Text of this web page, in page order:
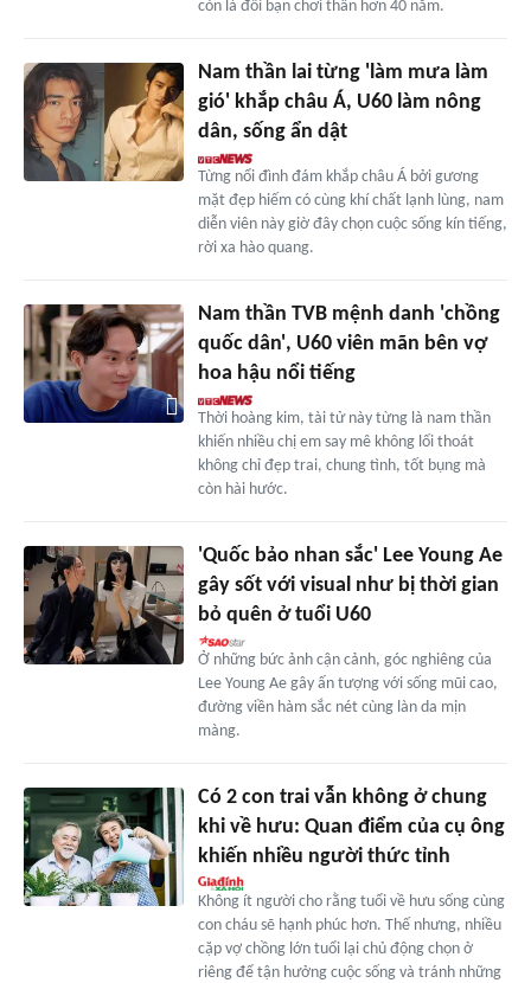
còn là đôi bạn chơi thân hơn 40 năm.
Nam thần lai từng 'làm mưa làm
gió' khắp châu Á, U60 làm nông
dân, sống ẩn dật
Từng nổi đình đám khắp châu Á bởi gương
mặt đẹp hiếm có cùng khí chất lạnh lùng, nam
diễn viên này giờ đây chọn cuộc sống kín tiếng,
rời xa hào quang.
Nam thần TVB mệnh danh 'chồng
quốc dân', U60 viên mãn bên vợ
hoa hậu nổi tiếng
Thời hoàng kim, tài tử này từng là nam thần
khiến nhiều chị em say mê không lối thoát
không chỉ đẹp trai, chung tình, tốt bụng mà
còn hài hước.
'Quốc bảo nhan sắc' Lee Young Ae
gây sốt với visual như bị thời gian
bỏ quên ở tuổi U60
Ở những bức ảnh cận cảnh, góc nghiêng của
Lee Young Ae gây ấn tượng với sống mũi cao,
đường viền hàm sắc nét cùng làn da mịn
màng.
Có 2 con trai vẫn không ở chung
khi về hưu: Quan điểm của cụ ông
khiến nhiều người thức tỉnh
Không ít người cho rằng tuổi về hưu sống cùng
con cháu sẽ hạnh phúc hơn. Thế nhưng, nhiều
cặp vợ chồng lớn tuổi lại chủ động chọn ở
riêng để tận hưởng cuộc sống và tránh những